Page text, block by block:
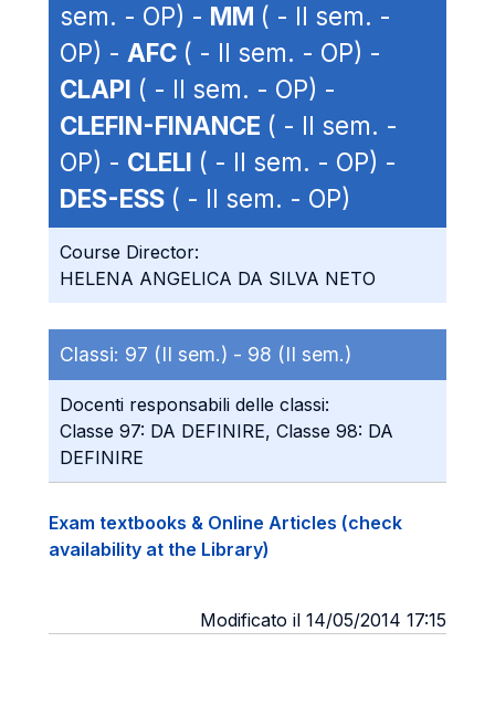
sem. - OP) - MM ( - II sem. -
OP) - AFC ( - II sem. - OP) -
CLAPI ( - II sem. - OP) -
CLEFIN-FINANCE ( - II sem. -
OP) - CLELI ( - II sem. - OP) -
DES-ESS ( - II sem. - OP)
Course Director:
HELENA ANGELICA DA SILVA NETO
Classi: 97 (II sem.) - 98 (II sem.)
Docenti responsabili delle classi:
Classe 97: DA DEFINIRE, Classe 98: DA
DEFINIRE
Exam textbooks & Online Articles (check
availability at the Library)
Modificato il 14/05/2014 17:15